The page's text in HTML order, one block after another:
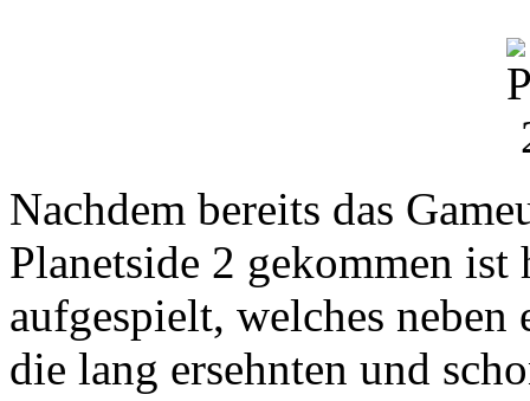
Nachdem bereits das
Planetside 2 gekommen
aufgespielt, welches
die lang ersehnten und